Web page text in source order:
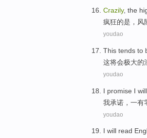
Crazily, the
疯狂的是， 风
youdao
This tends to
这将会极大的
youdao
I promise I will
我承诺 ，一有
youdao
I will read